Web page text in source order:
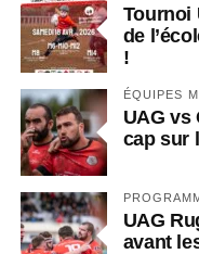
Tournoi
de
!
ÉQUIPES
UAG vs
cap sur
UAG
avant